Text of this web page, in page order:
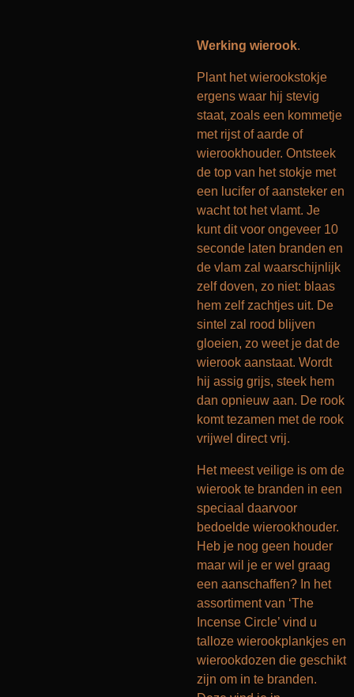
Werking wierook.
Plant het wierookstokje
ergens waar hij stevig
staat, zoals een kommetje
met rijst of aarde of
wierookhouder. Ontsteek
de top van het stokje met
een lucifer of aansteker en
wacht tot het vlamt. Je
kunt dit voor ongeveer 10
seconde laten branden en
de vlam zal waarschijnlijk
zelf doven, zo niet: blaas
hem zelf zachtjes uit. De
sintel zal rood blijven
gloeien, zo weet je dat de
wierook aanstaat. Wordt
hij assig grijs, steek hem
dan opnieuw aan. De rook
komt tezamen met de rook
vrijwel direct vrij.
Het meest veilige is om de
wierook te branden in een
speciaal daarvoor
bedoelde wierookhouder.
Heb je nog geen houder
maar wil je er wel graag
een aanschaffen? In het
assortiment van ‘The
Incense Circle’ vind u
talloze wierookplankjes en
wierookdozen die geschikt
zijn om in te branden.